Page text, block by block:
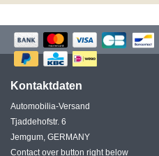
Kontaktdaten
Automobilia-Versand
Tjaddehofstr. 6
Jemgum, GERMANY
Contact over button right below